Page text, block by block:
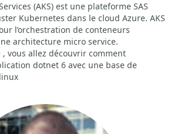
(AKS) est une plateforme SAS
Kubernetes dans le cloud Azure. AKS
l’orchestration de conteneurs
architecture micro service.
, vous allez découvrir comment
dotnet 6 avec une base de